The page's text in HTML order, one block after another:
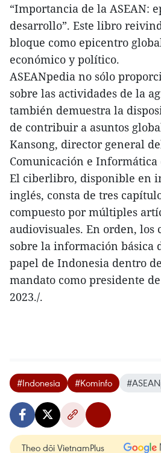
“Importancia de la ASEAN:
desarrollo”. Este libro
bloque como epicentro
económico y político.
ASEANpedia no sólo
sobre las actividades de la
también demuestra la
de contribuir a asuntos
Kansong, director general
Comunicación e
El ciberlibro, disponible en
inglés, consta de tres
compuesto por múltiples
audiovisuales. En orden, los
sobre la información básica
papel de Indonesia dentro
mandato como presidente
2023./.
#Indonesia #Kominfo
Theo dõi VietnamPlus